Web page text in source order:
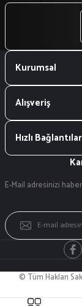
Kurumsal
Alışveriş
Hızlı Bağlantılar
E-Mail adresinizi
© Tüm Hakları